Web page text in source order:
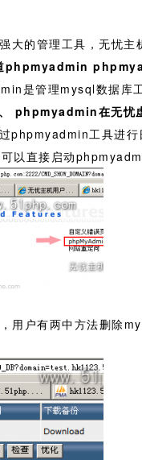
的管理工具，无忧
phpmyadmin
是管理mysql数据
phpmyadmin在无忧
phpmyadmin工具进行
直接启动
用户有两中方法删除